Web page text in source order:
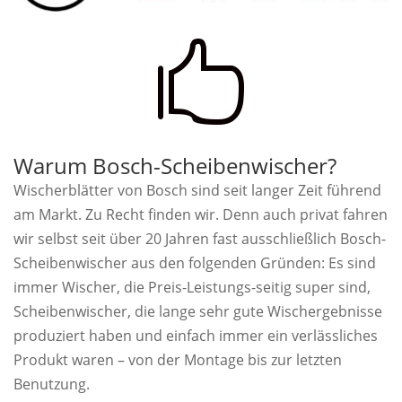

Warum Bosch-Scheibenwischer?
Wischerblätter von Bosch sind seit langer Zeit führend
am Markt. Zu Recht finden wir. Denn auch privat fahren
wir selbst seit über 20 Jahren fast ausschließlich Bosch-
Scheibenwischer aus den folgenden Gründen: Es sind
immer Wischer, die Preis-Leistungs-seitig super sind,
Scheibenwischer, die lange sehr gute Wischergebnisse
produziert haben und einfach immer ein verlässliches
Produkt waren – von der Montage bis zur letzten
Benutzung.